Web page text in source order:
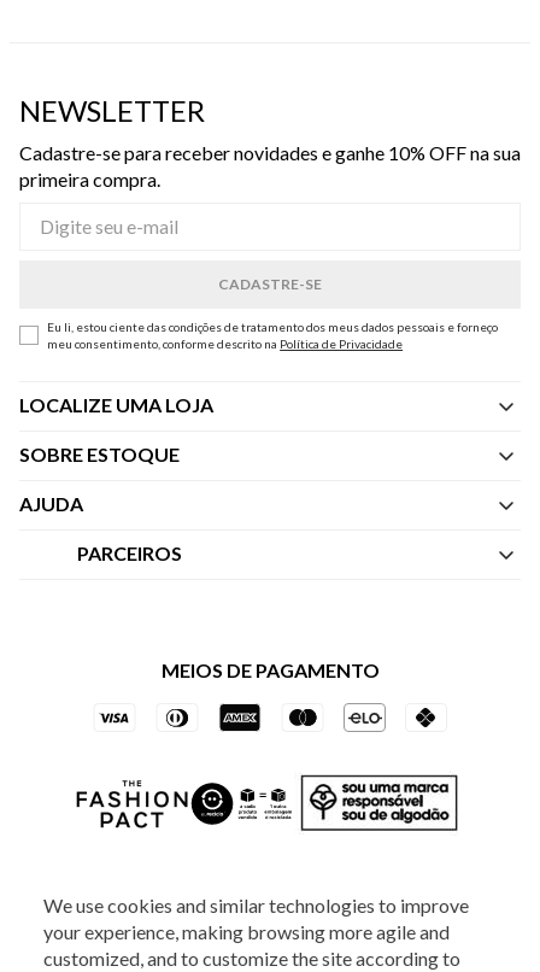
We use cookies and similar technologies to improve
your experience, making browsing more agile and
customized, and to customize the site according to
NEWSLETTER
Cadastre-se para receber novidades e ganhe 10% OFF na sua
primeira compra.
Eu li, estou ciente das condições de tratamento dos meus dados pessoais e forneço
meu consentimento, conforme descrito na Política de Privacidade
LOCALIZE UMA LOJA
SOBRE ESTOQUE
Quem Somos
AJUDA
Central de Atendimento
Trocas e Devoluções
PARCEIROS
Vai de Visa
Azul Fidelidade
MEIOS DE PAGAMENTO